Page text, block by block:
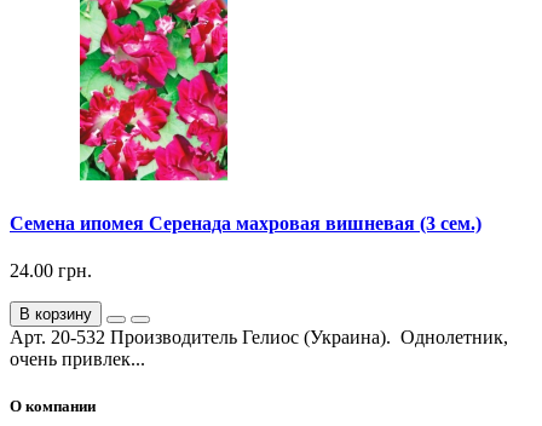
Семена ипомея Серенада махровая вишневая (3 сем.)
24.00 грн.
В корзину
Арт. 20-532 Производитель Гелиос (Украина). Однолетник,
очень привлек...
О компании